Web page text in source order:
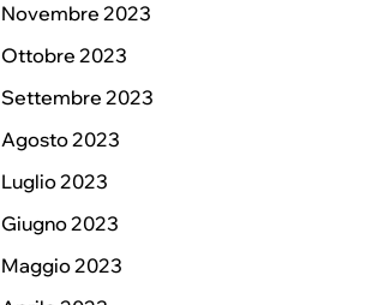
Novembre 2023
Ottobre 2023
Settembre 2023
Agosto 2023
Luglio 2023
Giugno 2023
Maggio 2023